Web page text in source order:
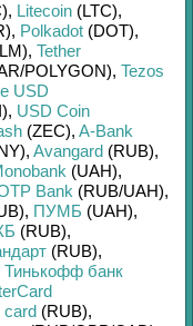
, Litecoin (LTC),
, Polkadot (DOT),
, Tether
POLYGON), Tezos
USD
, USD Coin
(ZEC), A-Bank
, Avangard (RUB),
(UAH),
Bank (RUB/UAH),
, ПУМБ (UAH),
(RUB),
(RUB),
Тинькофф банк
(RUB),